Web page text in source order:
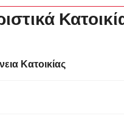
Κατοικίας